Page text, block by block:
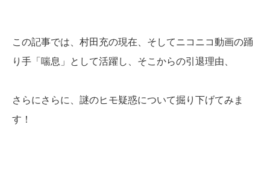
この記事では、村田充の現在、そしてニコニコ動画の踊
り手「喘息」として活躍し、そこからの引退理由、
さらにさらに、謎のヒモ疑惑について掘り下げてみま
す！